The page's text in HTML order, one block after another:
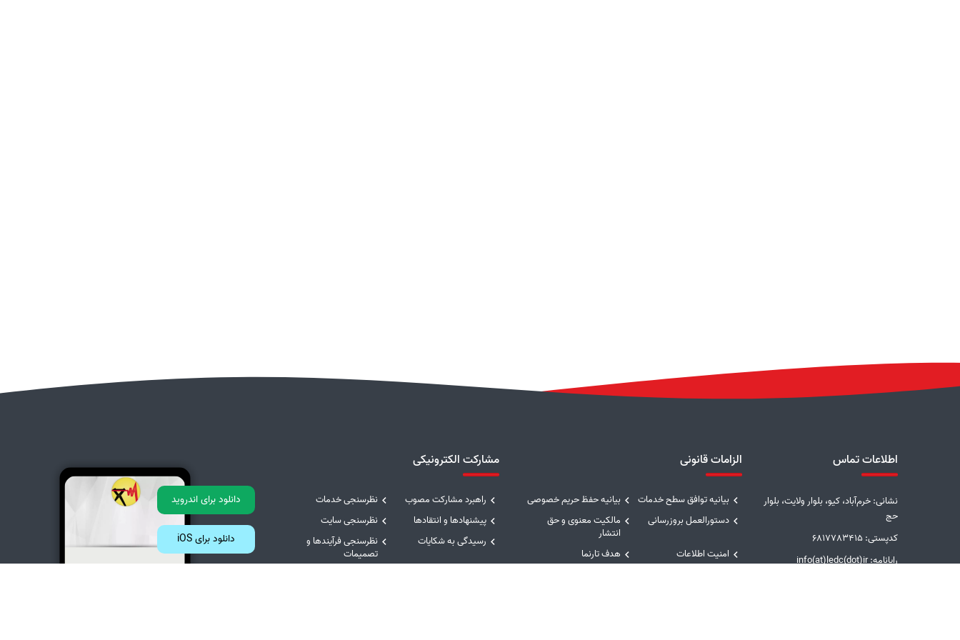
اطلاعات تماس
نشانی: خرم‌آباد، کیو، بلوار ولایت، بلوار
حج
کدپستی: 6817783415
رایانامه: info(at)ledc(dot)ir
الزامات قانونی
بیانیه توافق سطح خدمات
بیانیه حفظ حریم خصوصی
دستورالعمل بروزرسانی
مالکیت معنوی و حق
انتشار
امنیت اطلاعات
هدف تارنما
مشارکت الکترونیکی
راهبرد مشارکت مصوب
نظرسنجی خدمات
پیشنهادها و انتقادها
نظرسنجی سایت
رسیدگی به شکایات
نظرسنجی فرآیندها و
تصمیمات
دانلود برای اندروید
دانلود برای iOS